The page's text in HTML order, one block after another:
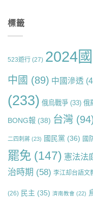
標籤
523遊行 (27) 2024
中國 (89) 中國滲透
(233) 俄烏戰爭 (33) 俄
BONG報 (38) 台灣
二四刺蔣 (23) 國民黨 (36) 國
罷免 (147) 憲法法
治時期 (58) 李江却台語文
(26) 民主 (35) 濟南教會 (22)